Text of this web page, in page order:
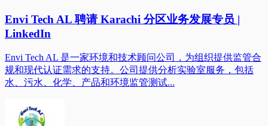
Envi Tech AL 聘请 Karachi 分区业务发展专员 |
LinkedIn
Envi Tech AL 是一家环境和技术顾问公司，为组织提供监管合
规和现代认证需求的支持。公司提供分析实验室服务，包括
水、污水、化学、产品和环境监管测试...